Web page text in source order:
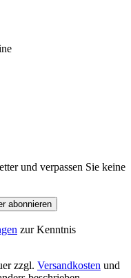
und verpassen Sie keine
abonnieren
zur Kenntnis
zzgl. Versandkosten und